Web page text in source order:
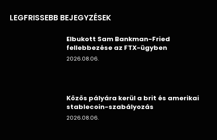
LEGFRISSEBB BEJEGYZÉSEK
Elbukott Sam Bankman-Fried
fellebbezése az FTX-ügyben
2026.08.06.
Közös pályára kerül a brit és amerikai
stablecoin-szabályozás
2026.08.06.